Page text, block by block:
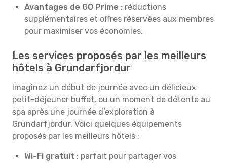
Avantages de GO Prime : réductions
supplémentaires et offres réservées aux membres
pour maximiser vos économies.
Les services proposés par les meilleurs
hôtels à Grundarfjordur
Imaginez un début de journée avec un délicieux
petit-déjeuner buffet, ou un moment de détente au
spa après une journée d’exploration à
Grundarfjordur. Voici quelques équipements
proposés par les meilleurs hôtels :
Wi-Fi gratuit : parfait pour partager vos